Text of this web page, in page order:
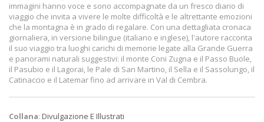
immagini hanno voce e sono accompagnate da un fresco diario di
viaggio che invita a vivere le molte difficoltà e le altrettante emozioni
che la montagna è in grado di regalare. Con una dettagliata cronaca
giornaliera, in versione bilingue (italiano e inglese), l'autore racconta
il suo viaggio tra luoghi carichi di memorie legate alla Grande Guerra
e panorami naturali suggestivi: il monte Coni Zugna e il Passo Buole,
il Pasubio e il Lagorai, le Pale di San Martino, il Sella e il Sassolungo, il
Catinaccio e il Latemar fino ad arrivare in Val di Cembra.
Collana: Divulgazione E Illustrati